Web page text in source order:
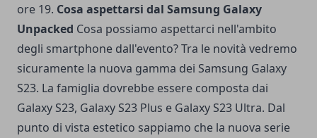
ore 19. Cosa aspettarsi dal Samsung Galaxy
Unpacked Cosa possiamo aspettarci nell'ambito
degli smartphone dall'evento? Tra le novità vedremo
sicuramente la nuova gamma dei Samsung Galaxy
S23. La famiglia dovrebbe essere composta dai
Galaxy S23, Galaxy S23 Plus e Galaxy S23 Ultra. Dal
punto di vista estetico sappiamo che la nuova serie